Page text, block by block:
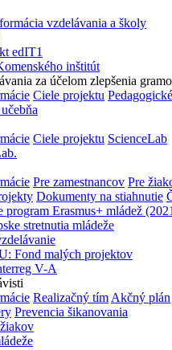
vzdelávania a školy
edIT1
inštitút
za účelom zlepšenia
Ciele projektu
Ciele projektu ScienceLab
Pre zamestnancov Pre
Dokumenty na stiahnutie
program Erasmus+ mládež
stretnutia mládeže
Fond malých projektov
V-A
Realizačný tím Akčný plán
Prevencia šikanovania